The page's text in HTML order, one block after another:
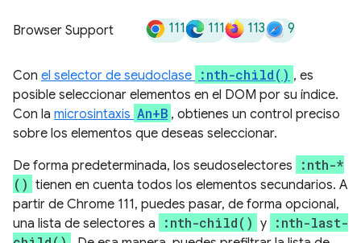
Browser Support 111 111 113 9
Con el selector de seudoclase :nth-child() , es
posible seleccionar elementos en el DOM por su índice.
Con la microsintaxis An+B , obtienes un control preciso
sobre los elementos que deseas seleccionar.
De forma predeterminada, los seudoselectores
:nth-*
() tienen en cuenta todos los elementos secundarios. A
partir de Chrome 111, puedes pasar, de forma opcional,
una lista de selectores a
:nth-child() y :nth-last-